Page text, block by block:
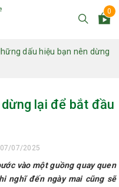
0
dấu hiệu bạn nên dừng
lại để bắt đầu
07/07/2025
vào một guồng quay quen
nghĩ đến ngày mai cũng sẽ